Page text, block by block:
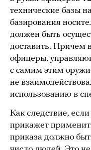
технические базы
базирования
должен быть
доставить. Причем
офицеры,
с самим этим
не
использованию в
Как следствие,
прикажет
приказа должно